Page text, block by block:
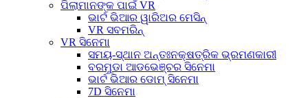
ପିଲାମାନଙ୍କ ପାଇଁ VR
ଭାର୍ଟ ଭିଆର ୱାରିଅର ମେସିନ୍
VR ସବମରିନ୍
VR ସିନେମା
ସମୟ-ସ୍ଥାନ ଅନ୍ତଃନକ୍ଷତ୍ରିକ ଭ୍ରମଣକାରୀ
ବରମୁଡା ଆଡଭେଞ୍ଚର ସିନେମା
ଭାର୍ଟ ଭିଆର ଡୋମ୍ ସିନେମା
7D ସିନେମା